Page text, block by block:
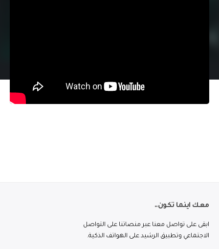
معك اينما تكون..
ابقى على تواصل معنا عبر منصاتنا على التواصل
الاجتماعي وتطبيق الرشيد على الهواتف الذكية.